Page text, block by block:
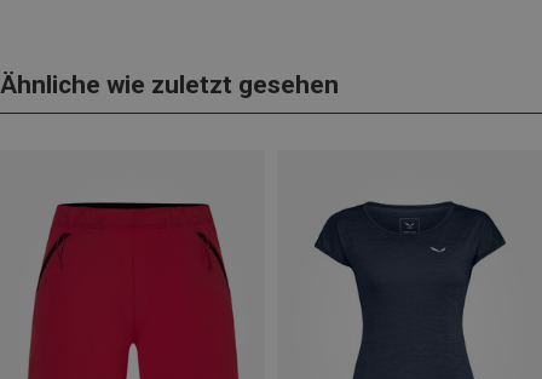
Ähnliche wie zuletzt gesehen